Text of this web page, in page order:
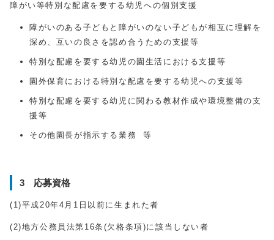
障がい等特別な配慮を要する幼児への個別支援
障がいのある子どもと障がいのない子どもが相互に理解を
深め、互いの良さを認め合うための支援等
特別な配慮を要する幼児の園生活における支援等
園外保育における特別な配慮を要する幼児への支援等
特別な配慮を要する幼児に関わる教材作成や環境整備の支
援等
その他園長が指示する業務 等
3 応募資格
(1)平成20年4月1日以前に生まれた者
(2)地方公務員法第16条(欠格条項)に該当しない者